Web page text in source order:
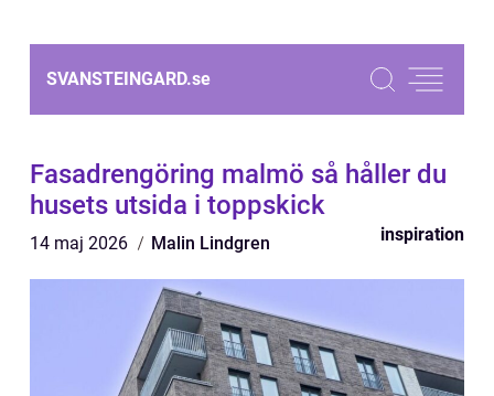
SVANSTEINGARD.se
Fasadrengöring malmö så håller du
husets utsida i toppskick
14 maj 2026 Malin Lindgren inspiration